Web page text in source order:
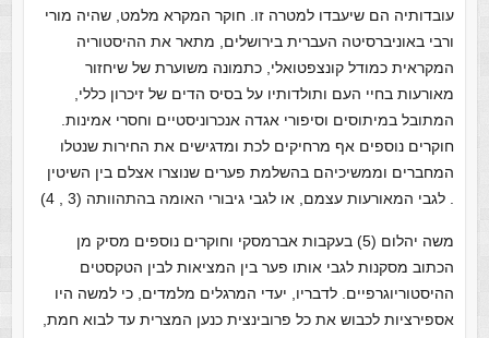
עובדותיה הם שיעבדו למטרה זו. חוקר המקרא מלמט, שהיה מורי
ורבי באוניברסיטה העברית בירושלים, מתאר את ההיסטוריה
המקראית כמודל קונצפטואלי, כתמונה משוערת של שיחזור
מאורעות בחיי העם ותולדותיו על בסיס הדים של זיכרון כללי,
המתובל במיתוסים וסיפורי אגדה אנכרוניסטיים וחסרי אמינות.
חוקרים נוספים אף מרחיקים לכת ומדגישים את החירות שנטלו
המחברים וממשיכיהם בהשלמת פערים שנוצרו אצלם בין השיטין
משה יהלום (5) בעקבות אברמסקי וחוקרים נוספים מסיק מן
הכתוב מסקנות לגבי אותו פער בין המציאות לבין הטקסטים
ההיסטוריוגרפיים. לדבריו, יעדי המרגלים מלמדים, כי למשה היו
אספירציות לכבוש את כל פרובינצית כנען המצרית עד לבוא חמת,